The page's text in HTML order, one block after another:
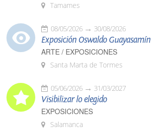
Tamames
08/05/2026 30/08/2026
Exposición Oswaldo Guayasamín
ARTE / EXPOSICIONES
Santa Marta de Tormes
05/06/2026 31/03/2027
Visibilizar lo elegido
EXPOSICIONES
Salamanca